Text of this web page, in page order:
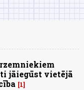
jāiegūst vietējā
1